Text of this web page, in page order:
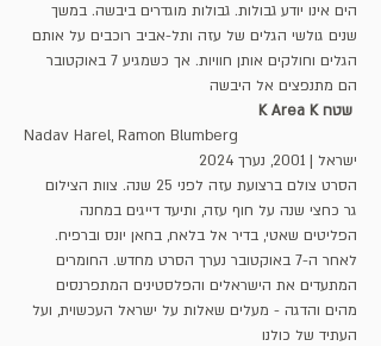
הים אינו יודע גבולות. גבולות מוגדרים ביבשה. במשך
שנים גולשי הגלים של עזה ותל-אביב רוכבים על אותם
הגלים וחולקים אותן חוויות. אך כשמגיע 7 באוקטובר
הם מתנפצים אל היבשה
Nadav Harel, Ramon Blumberg
ישראל | 2001, נערך 2024
הסרט צולם ברצועת עזה לפני 25 שנה. צוות הצילום
גר כחצי שנה על חוף עזה, ותיעד דייגים במחנה
הפליטים שאטי, בדיר אל בלאח, בחאן יונס וברפיח.
לאחר ה-7 באוקטובר נערך הסרט מחדש. החומרים
המתעדים את הישראלים והפלסטינים המתפרנסים
מהים והדגה - מעלים שאלות על ישראל העכשוית, ועל
העתיד של כולנו